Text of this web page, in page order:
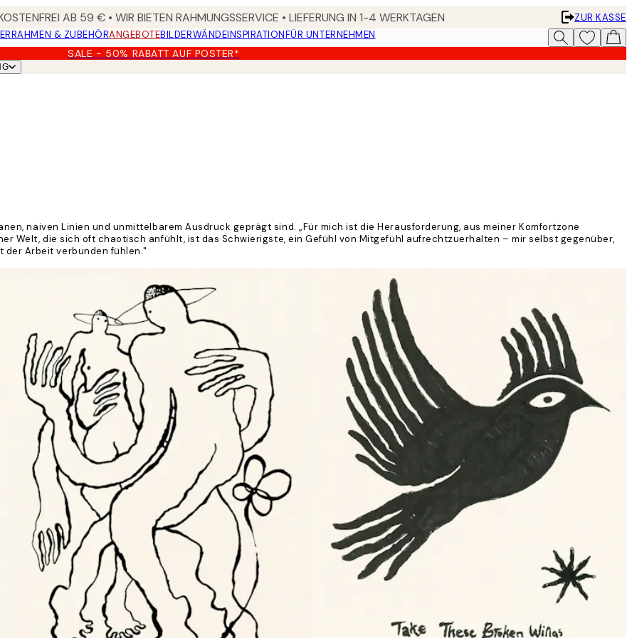
AB 59 € • WIR BIETEN RAHMUNGSSERVICE • LIEFERUNG IN 1-4 WERKTAGEN
ZUR KASSE
RAHMEN & ZUBEHÖRANGEBOTEBILDERWÄNDEINSPIRATIONFÜR UNTERNEHMEN
SALE - 50% RABATT AUF POSTER*
naiven Linien und unmittelbarem Ausdruck geprägt sind. „Für mich ist die Herausforderung, aus meiner Komfortzone
Welt, die sich oft chaotisch anfühlt, ist das Schwierigste, ein Gefühl von Mitgefühl aufrechtzuerhalten – mir selbst gegenüber,
der Arbeit verbunden fühlen."